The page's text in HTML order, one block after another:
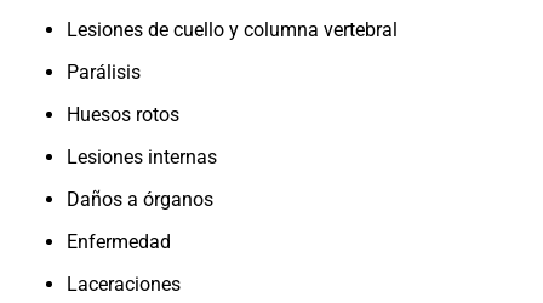
Lesiones de cuello y columna vertebral
Parálisis
Huesos rotos
Lesiones internas
Daños a órganos
Enfermedad
Laceraciones